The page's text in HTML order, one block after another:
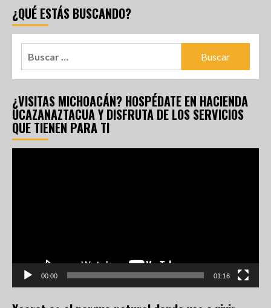
¿QUÉ ESTÁS BUSCANDO?
¿VISITAS MICHOACÁN? HOSPÉDATE EN HACIENDA
UCAZANAZTACUA Y DISFRUTA DE LOS SERVICIOS
QUE TIENEN PARA TI
00:00 01:16